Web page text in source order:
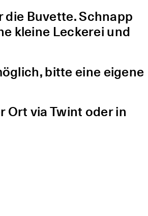
die Buvette. Schnapp
kleine Leckerei und
bitte eine eigene
Ort via Twint oder in